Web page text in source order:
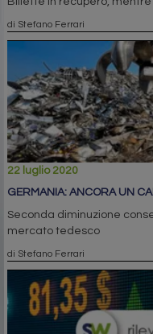
di Stefano Ferrari
22 luglio 2020
GERMANIA: ANCORA UN
Seconda diminuzione
mercato tedesco
di Stefano Ferrari